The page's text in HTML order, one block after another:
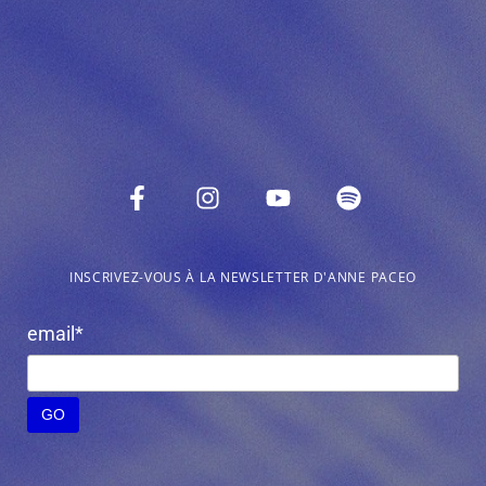
INSCRIVEZ-VOUS À LA NEWSLETTER D'ANNE PACEO
email*